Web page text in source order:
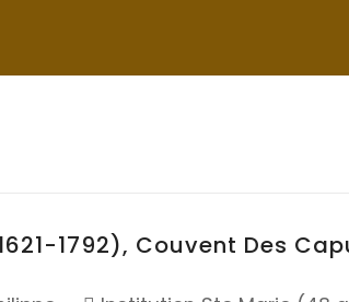
1792), Couvent Des